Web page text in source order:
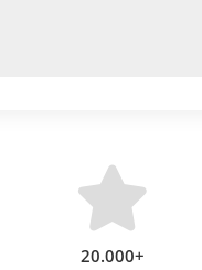
20.000+